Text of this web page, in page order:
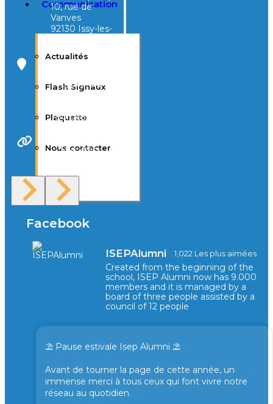
Communication
Actualités
Flash Signaux
Plaquette
Nous contacter
F.A.Q
10, rue de
Vanves
92130 Issy-les-
40, avenue
d’Eysines
Bordeaux
Site Web
Facebook
ISEPAlumni 1,022 Les plus aimées
Created from the beginning of the
school, ISEP Alumni now has 9.000
members and it is managed by a
board of three people assisted by a
council of 12 people
⛱️ Pause estivale Isep Alumni ⛱️
Avant de tourner la page de cette année, un
immense merci à tous ceux qui font vivre notre
réseau au quotidien.